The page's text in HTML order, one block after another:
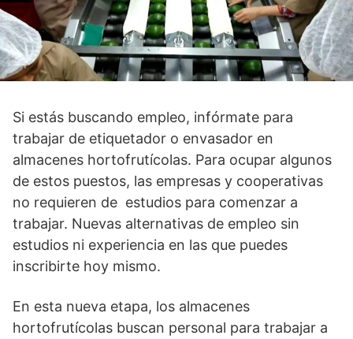
Si estás buscando empleo, infórmate para
trabajar de etiquetador o envasador en
almacenes hortofrutícolas. Para ocupar algunos
de estos puestos, las empresas y cooperativas
no requieren de estudios para comenzar a
trabajar. Nuevas alternativas de empleo sin
estudios ni experiencia en las que puedes
inscribirte hoy mismo.
En esta nueva etapa, los almacenes
hortofrutícolas buscan personal para trabajar a